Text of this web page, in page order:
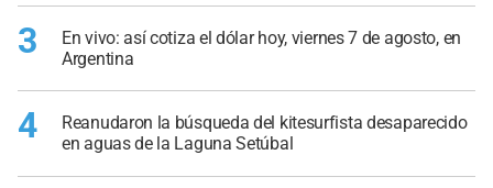
3
En vivo: así cotiza el dólar hoy, viernes 7 de agosto, en
Argentina
4
Reanudaron la búsqueda del kitesurfista desaparecido
en aguas de la Laguna Setúbal